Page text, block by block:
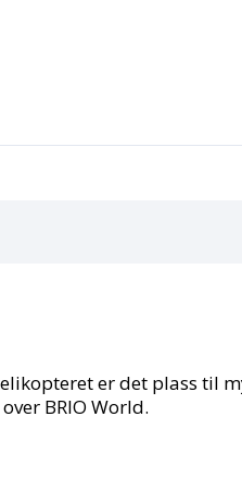
er det plass til
BRIO World.